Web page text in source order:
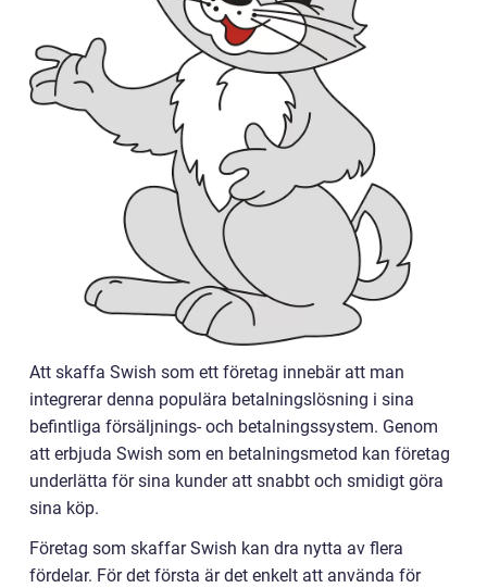
Att skaffa Swish som ett företag innebär att man
integrerar denna populära betalningslösning i sina
befintliga försäljnings- och betalningssystem. Genom
att erbjuda Swish som en betalningsmetod kan företag
underlätta för sina kunder att snabbt och smidigt göra
sina köp.
Företag som skaffar Swish kan dra nytta av flera
fördelar. För det första är det enkelt att använda för